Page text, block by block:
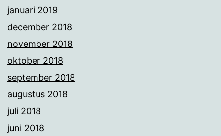
januari 2019
december 2018
november 2018
oktober 2018
september 2018
augustus 2018
juli 2018
juni 2018